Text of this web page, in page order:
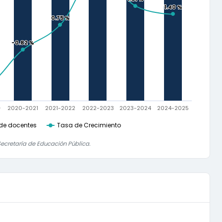
-0.82 %
-0.82 %
0.75 %
0.75 %
1.40 %
1.40 %
docentes Tasa de Crecimiento
2020-2021 2021-2022 2022-2023 2023-2024 2024-2025
de Educación Pública.